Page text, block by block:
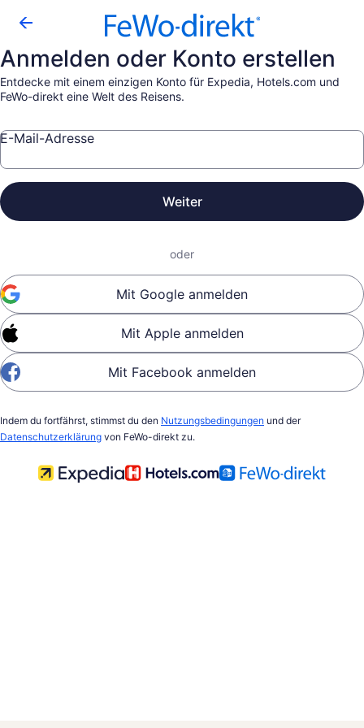
Anmelden oder Konto erstellen
Entdecke mit einem einzigen Konto für Expedia, Hotels.com und
FeWo-direkt eine Welt des Reisens.
E-Mail-Adresse
Weiter
oder
Mit Google anmelden
Mit Apple anmelden
Mit Facebook anmelden
Indem du fortfährst, stimmst du den Nutzungsbedingungen und der
Datenschutzerklärung von FeWo-direkt zu.